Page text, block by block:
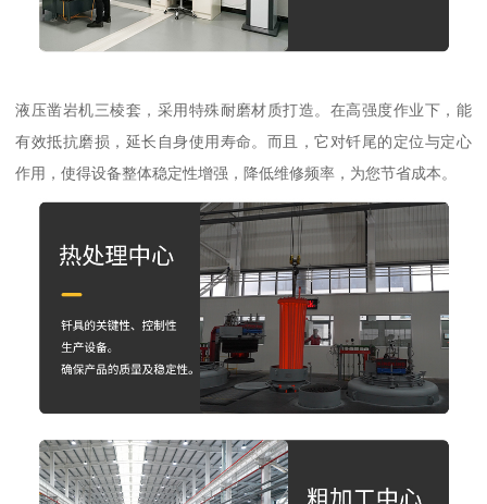
液压凿岩机三棱套，采用特殊耐磨材质打造。在高强度作业下，能
有效抵抗磨损，延长自身使用寿命。而且，它对钎尾的定位与定心
作用，使得设备整体稳定性增强，降低维修频率，为您节省成本。